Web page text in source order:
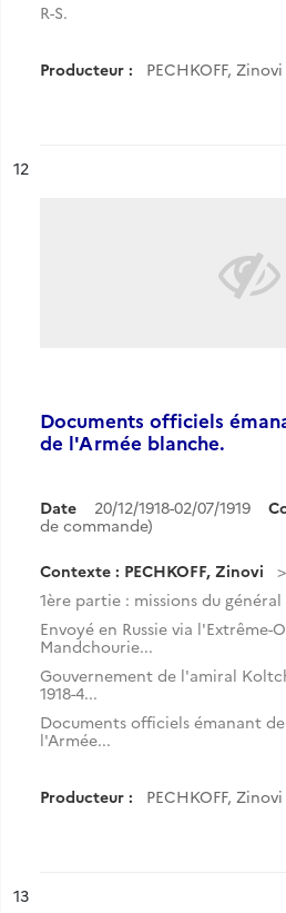
R-S.
Producteur : PECHKOFF, Zinovi
n°
12
Documents officiels
de l'Armée blanche.
Date 20/12/1918-02/07/1919
de commande)
Contexte : PECHKOFF, Zinovi
1ère partie : missions du
Envoyé en Russie via l'Extrême-
Mandchourie...
Gouvernement de l'amiral
1918-4...
Documents officiels émanant
l'Armée...
Producteur : PECHKOFF, Zinovi
n°
13